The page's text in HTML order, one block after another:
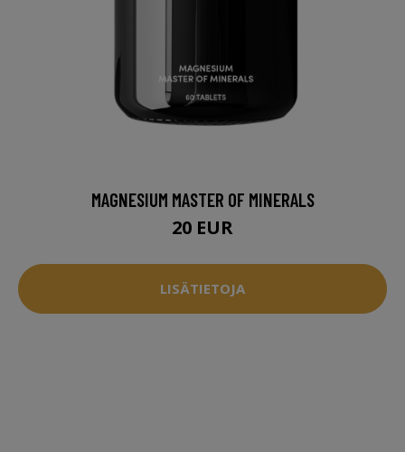
MAGNESIUM MASTER OF MINERALS
20 EUR
LISÄTIETOJA